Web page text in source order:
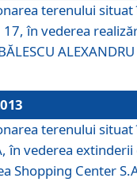
terenului situat
în vederea
ALEXANDRU
terenului
în vederea
Shopping Center